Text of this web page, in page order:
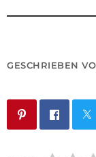
GESCHRIEBEN